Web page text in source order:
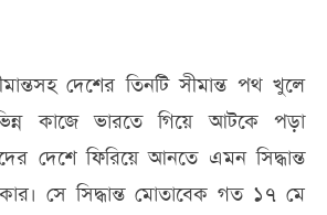
দেশের তিনটি সীমান্ত পথ খুলে
কাজে ভারতে গিয়ে আটকে পড়া
দেশে ফিরিয়ে আনতে এমন সিদ্ধান্ত
সে সিদ্ধান্ত মোতাবেক গত ১৭ মে